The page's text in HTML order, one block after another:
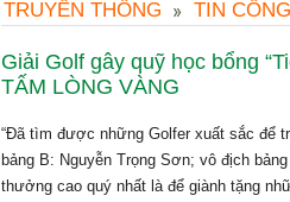
TRUYỀN THÔNG TIN
Giải Golf gây quỹ học bổng
TẤM LÒNG VÀNG
“Đã tìm được những Golfer xuất sắc để
bảng B: Nguyễn Trọng Sơn; vô địch
thưởng cao quý nhất là để giành tặng